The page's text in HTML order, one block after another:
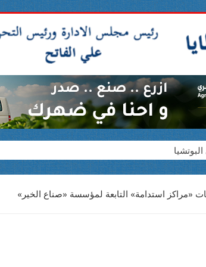
الحقيقية
ذوي الإعاقة
«مراكز استدامة» التابعة لمؤسسة «صناع الخير»